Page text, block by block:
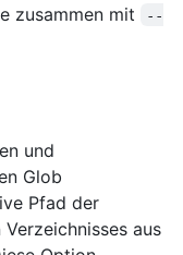
zusammen mit
--
und
Glob
Pfad der
aus